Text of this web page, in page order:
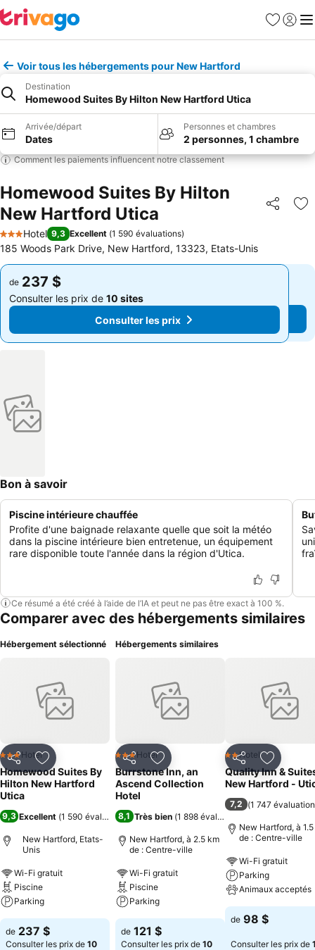
Favoris
Se
Voir tous les hébergements pour New Hartford
Destination
Homewood Suites By Hilton New Hartford Utica
Arrivée/départ
Dates
Personnes et chambres
2 personnes, 1 chambre
Comment les paiements influencent notre classement
Homewood Suites By Hilton
New Hartford Utica
Partager
3 Étoiles
Hotel 9,3 Excellent (1 590 évaluations)
185 Woods Park Drive, New Hartford, 13323, Etats-Unis
de 237 $
Consulter les prix de 10 sites
Consulter les prix
de 237 $
Consulter les prix de 10 sites
Consulter les prix
Bon à savoir
Piscine intérieure chauffée
Profite d'une baignade relaxante quelle que soit la météo
dans la piscine intérieure bien entretenue, un équipement
rare disponible toute l'année dans la région d'Utica.
Ce résumé a été créé à l’aide de l’IA et peut ne pas être exact à 100 %.
Comparer avec des hébergements similaires
Hébergement sélectionné
PartagerAjouter à mes favoris
3 ÉtoilesHotel
Homewood Suites By
Hilton New Hartford
Utica
9,3 Excellent (1 590 évaluations )
New Hartford, Etats-
Unis
Wi-Fi gratuit
Piscine
Parking
de 237 $
Consulter les prix de 10
Hébergements similaires
PartagerAjouter à mes favoris
3 ÉtoilesHotel
Burrstone Inn, an
Ascend Collection
Hotel
8,1 Très bien (1 898 évaluations
New Hartford, à 2.5 km
de : Centre-ville
Wi-Fi gratuit
Piscine
Parking
de 121 $
Consulter les prix de 10
PartagerAjouter
2 Étoiles
Hotel
Quality Inn &
New Hartford -
7,2 (1 747
New Hartford, à
de : Centre-ville
Wi-Fi gratuit
Parking
Animaux acceptés
de 98 $
Consulter les prix de